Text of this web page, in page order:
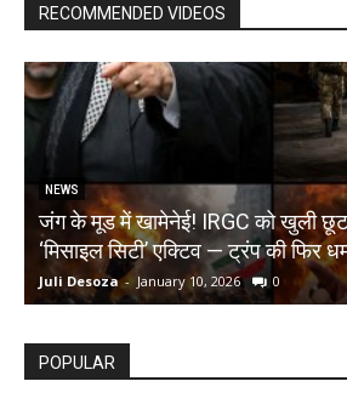
RECOMMENDED VIDEOS
NEWS
जंग के मूड में खामेनेई! IRGC को खुली
‘मिसाइल सिटी’ एक्टिव — ट्रंप की फिर
Juli Desoza - January 10, 2026 0
POPULAR